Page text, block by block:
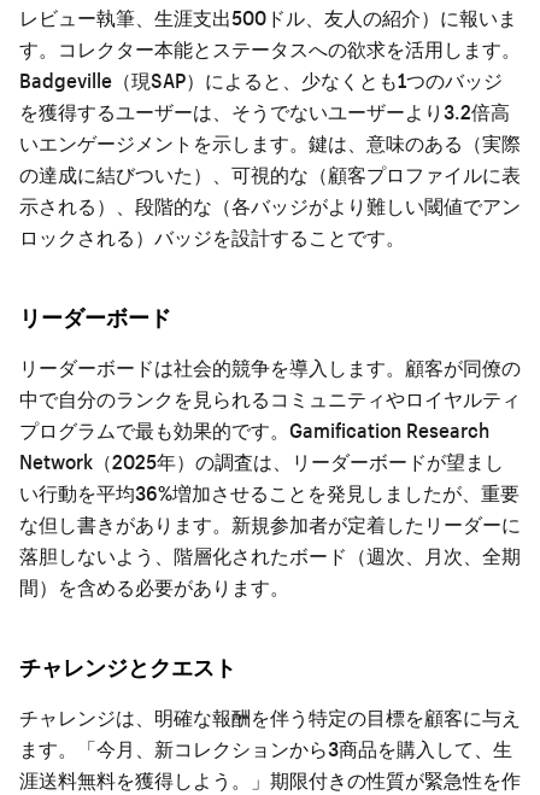
レビュー執筆、生涯支出500ドル、友人の紹介）に報いま
す。コレクター本能とステータスへの欲求を活用します。
Badgeville（現SAP）によると、少なくとも1つのバッジ
を獲得するユーザーは、そうでないユーザーより3.2倍高
いエンゲージメントを示します。鍵は、意味のある（実際
の達成に結びついた）、可視的な（顧客プロファイルに表
示される）、段階的な（各バッジがより難しい閾値でアン
ロックされる）バッジを設計することです。
リーダーボード
リーダーボードは社会的競争を導入します。顧客が同僚の
中で自分のランクを見られるコミュニティやロイヤルティ
プログラムで最も効果的です。Gamification Research
Network（2025年）の調査は、リーダーボードが望まし
い行動を平均36%増加させることを発見しましたが、重要
な但し書きがあります。新規参加者が定着したリーダーに
落胆しないよう、階層化されたボード（週次、月次、全期
間）を含める必要があります。
チャレンジとクエスト
チャレンジは、明確な報酬を伴う特定の目標を顧客に与え
ます。「今月、新コレクションから3商品を購入して、生
涯送料無料を獲得しよう。」期限付きの性質が緊急性を作